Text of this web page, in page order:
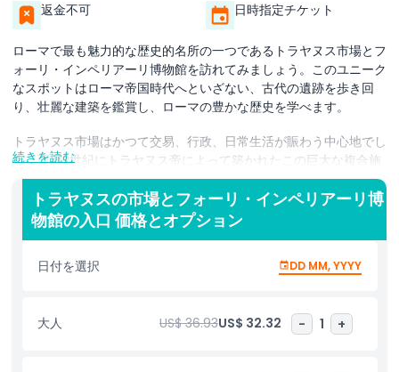
返金不可 日時指定チケット
ローマで最も魅力的な歴史的名所の一つであるトラヤヌス市場とフ
ォーリ・インペリアーリ博物館を訪れてみましょう。このユニーク
なスポットはローマ帝国時代へといざない、古代の遺跡を歩き回
り、壮麗な建築を鑑賞し、ローマの豊かな歴史を学べます。
トラヤヌス市場はかつて交易、行政、日常生活が賑わう中心地でし
た。西暦2世紀にトラヤヌス帝によって築かれたこの巨大な複合施
設には、商店、事務所、行政建物が含まれていました。今日ではロ
ーマの土木技術と都市計画の驚くべき例として残っています。中に
入ると、古代の建造物の遺構、階段、そしてアーチが見られ、それ
らは何世紀も前にローマ人がどのように生活し働いていたかを物語
代ローマの威厳を示す彫像、碑文、遺物を見ることができます。博
続きを読む
トラヤヌスの市場とフォーリ・インペリアーリ博
物館の入口 価格とオプション
日付を選択 DD MM, YYYY
大人 US$ 36.93US$ 32.32 - 1 +